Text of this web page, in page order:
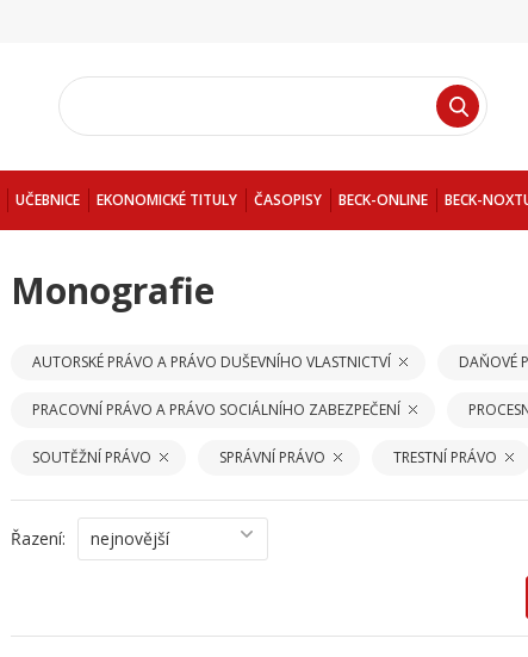
UČEBNICE EKONOMICKÉ TITULY ČASOPISY BECK-ONLINE BECK-
Monografie
AUTORSKÉ PRÁVO A PRÁVO DUŠEVNÍHO VLASTNICTVÍ DAŇOVÉ
PRACOVNÍ PRÁVO A PRÁVO SOCIÁLNÍHO ZABEZPEČENÍ
SOUTĚŽNÍ PRÁVO SPRÁVNÍ PRÁVO TRESTNÍ PRÁVO
Řazení: nejnovější